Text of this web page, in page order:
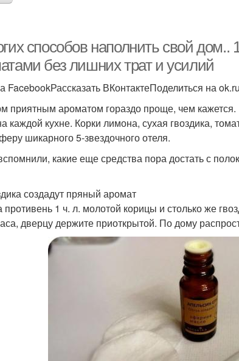
способов наполнить свой дом..
без лишних трат и усилий
FacebookРассказать ВКонтактеПоделиться на
приятным ароматом гораздо проще, чем
каждой кухне. Корки лимона, сухая гвоздика,
шикарного 5-звездочного отеля.
какие еще средства пора достать с
создадут пряный аромат
1 ч. л. молотой корицы и столько же
дверцу держите приоткрытой. По дому